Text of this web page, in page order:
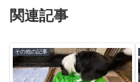
関連記事
その他の記事